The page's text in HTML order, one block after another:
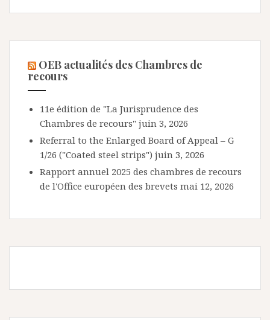
OEB actualités des Chambres de
recours
11e édition de "La Jurisprudence des
Chambres de recours" juin 3, 2026
Referral to the Enlarged Board of Appeal – G
1/26 ("Coated steel strips") juin 3, 2026
Rapport annuel 2025 des chambres de recours
de l'Office européen des brevets mai 12, 2026